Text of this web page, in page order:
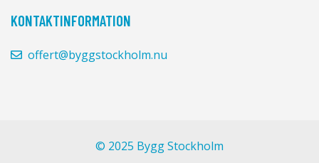
KONTAKTINFORMATION
offert@byggstockholm.nu
© 2025 Bygg Stockholm